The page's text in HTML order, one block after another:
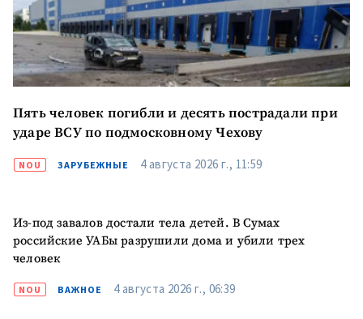
Пять человек погибли и десять пострадали при
ударе ВСУ по подмосковному Чехову
NOU ЗАРУБЕЖНЫЕ 4 августа 2026 г., 11:59
Из-под завалов достали тела детей. В Сумах
российские УАБы разрушили дома и убили трех
человек
NOU ВАЖНОЕ 4 августа 2026 г., 06:39
МОЯ НОВОСТЬ
Заголовок новости
+ Добавить
заголовок
Фотография
+ Загрузить
медиа
Текст новости
+ Добавить текст